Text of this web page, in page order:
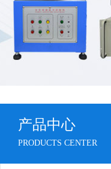
产品中心
PRODUCTS CENTER